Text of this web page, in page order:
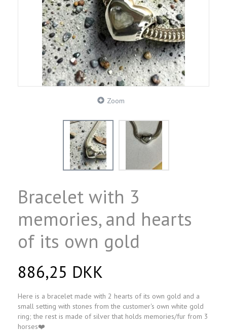
Zoom
Bracelet with 3
memories, and hearts
of its own gold
886,25 DKK
Here is a bracelet made with 2 hearts of its own gold and a
small setting with stones from the customer's own white gold
ring; the rest is made of silver that holds memories/fur from 3
horses❤️